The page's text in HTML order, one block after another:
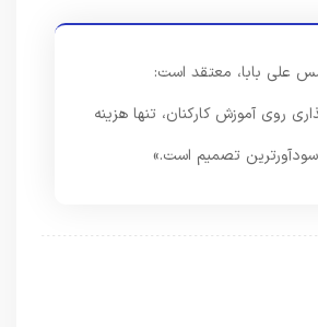
علی بابا، معتقد است:
روی آموزش کارکنان، تنها هزینه
تصمیم است.»